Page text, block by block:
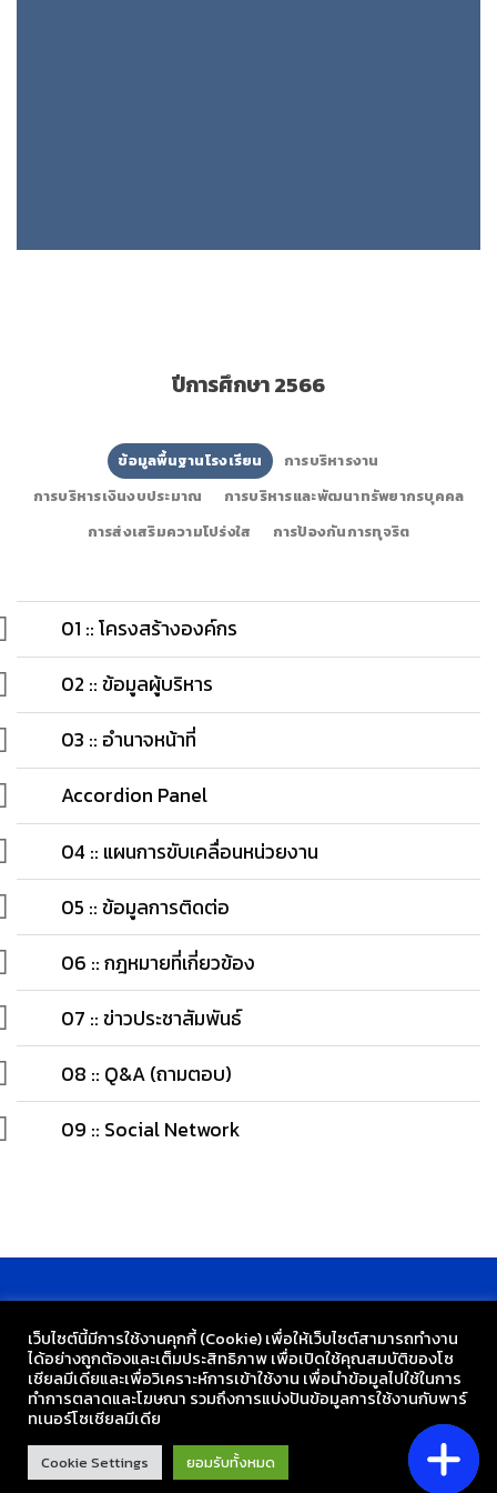
ปีการศึกษา 2566
ข้อมูลพื้นฐานโรงเรียน
การบริหารงาน
การบริหารเงินงบประมาณ
การบริหารและพัฒนาทรัพยากรบุคคล
การส่งเสริมความโปร่งใส
การป้องกันการทุจริต
01 :: โครงสร้างองค์กร
02 :: ข้อมูลผู้บริหาร
03 :: อำนาจหน้าที่
Accordion Panel
04 :: แผนการขับเคลื่อนหน่วยงาน
05 :: ข้อมูลการติดต่อ
06 :: กฎหมายที่เกี่ยวข้อง
07 :: ข่าวประชาสัมพันธ์
08 :: Q&A (ถามตอบ)
09 :: Social Network
กลุ่มงานเทคโนโลยี โรงเรียนวัดเขมาภิรตาราม
Copyright 2026 ©
เว็บไซต์นี้มีการใช้งานคุกกี้ (Cookie) เพื่อให้เว็บไซต์สามารถทำงาน
ได้อย่างถูกต้องและเต็มประสิทธิภาพ​ เพื่อเปิดใช้คุณสมบัติของโซ
เชียล​มีเดียและเพื่อวิเคราะห์การเข้าใช้งาน เพื่อนำข้อมูลไปใช้ในการ
ทำการตลาดและโฆษณา​ รวมถึงการแบ่งปันข้อมูลการใช้งานกับพาร์
ทเนอร์​โซเชียล​มีเดีย
Cookie Settings ยอมรับทั้งหมด